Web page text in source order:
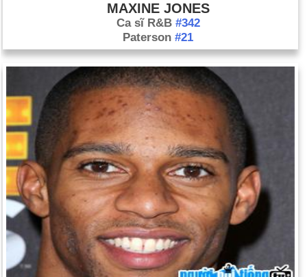
MAXINE JONES
Ca sĩ R&B #342
Paterson #21